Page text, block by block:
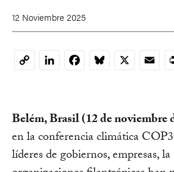
12 Noviembre 2025
CopyLinkedInFacebookBluesky
X Email
Belém, Brasil (12 de noviembre
en la conferencia climática
líderes de gobiernos, empresas,